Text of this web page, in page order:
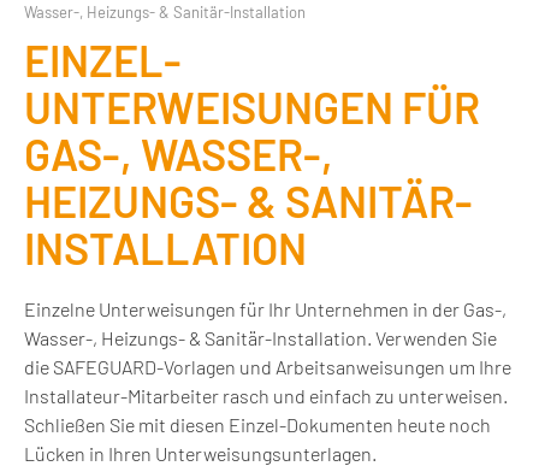
Wasser-, Heizungs- & Sanitär-Installation
EINZEL-
UNTERWEISUNGEN FÜR
GAS-, WASSER-,
HEIZUNGS- & SANITÄR-
INSTALLATION
Einzelne Unterweisungen für Ihr Unternehmen in der Gas-,
Wasser-, Heizungs- & Sanitär-Installation. Verwenden Sie
die SAFEGUARD-Vorlagen und Arbeitsanweisungen um Ihre
Installateur-Mitarbeiter rasch und einfach zu unterweisen.
Schließen Sie mit diesen Einzel-Dokumenten heute noch
Lücken in Ihren Unterweisungsunterlagen.